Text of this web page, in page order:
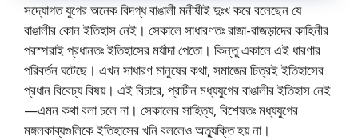
সদ্যোগত যুগের অনেক বিদগ্ধ বাঙালী মনীষীই দুঃখ করে বলেছেন যে
বাঙালীর কোন ইতিহাস নেই। সেকালে সাধারণতঃ রাজা-রাজড়াদের কাহিনীর
পরস্পরাই প্রধানতঃ ইতিহাসের মর্যাদা পেতাে। কিন্তু একালে এই ধারণার
পরিবর্তন ঘটেছে। এখন সাধারণ মানুষের কথা, সমাজের চিত্রই ইতিহাসের
প্রধান বিবেচ্য বিষয়। এই বিচারে, প্রাচীন মধ্যযুগের বাঙালীর ইতিহাস নেই
—এমন কথা বলা চলে না। সেকালের সাহিত্য, বিশেষতঃ মধ্যযুগের
মঙ্গলকাব্যগুলিকে ইতিহাসের খনি বললেও অত্যুক্তি হয় না।